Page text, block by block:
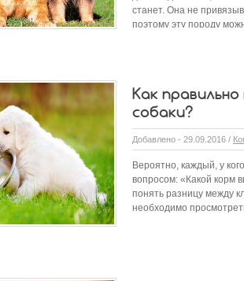
станет. Она не
поэтому эту породу
Как
собаки?
Добавлено - 29.09.2016 /
Вероятно, каждый, у
вопросом: «Какой корм
понять разницу между
необходимо